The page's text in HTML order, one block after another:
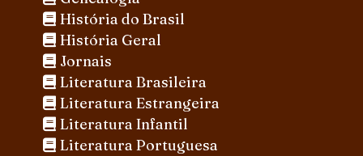
História do Brasil
História Geral
Jornais
Literatura Brasileira
Literatura Estrangeira
Literatura Infantil
Literatura Portuguesa